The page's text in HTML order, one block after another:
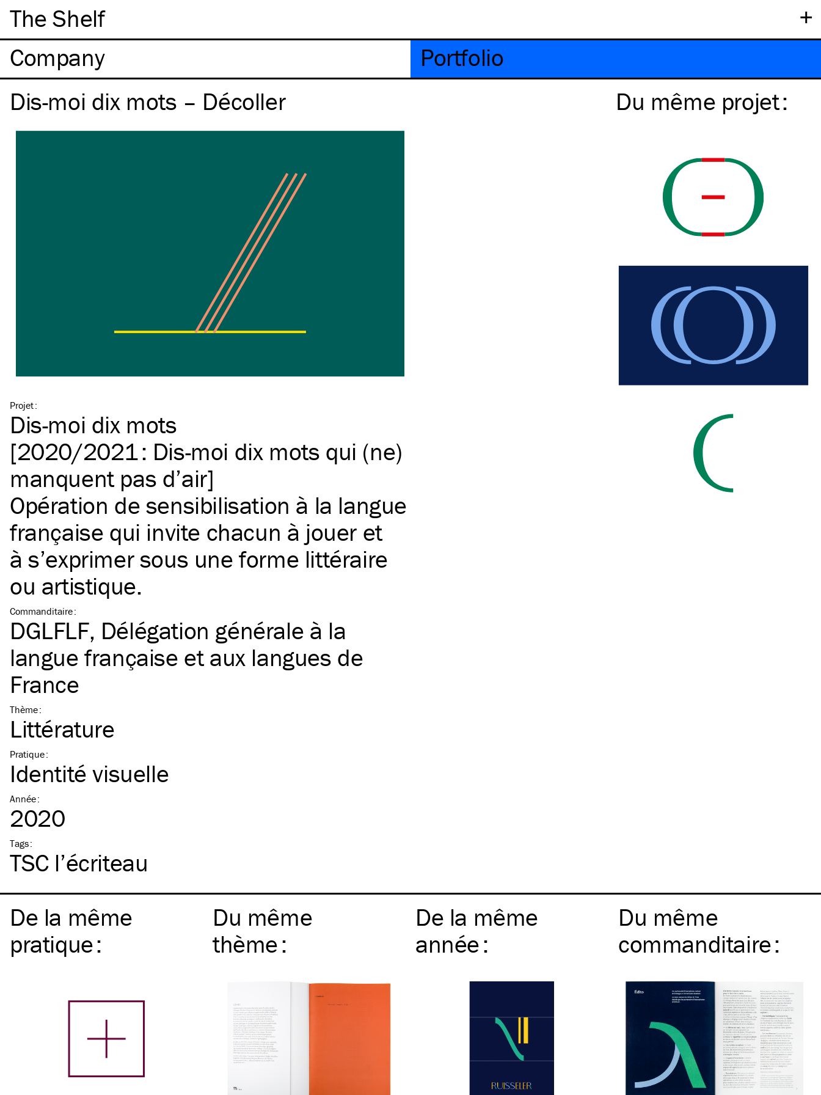
+
The Shelf
Company
Portfolio
Dis-moi dix mots – Décoller
Projet:
Dis-moi dix mots
[2020/2021 : Dis-moi dix mots qui (ne)
manquent pas d’air]
Opération de sensibilisation à la langue
française qui invite chacun à jouer et
à s’exprimer sous une forme littéraire
ou artistique.
Commanditaire:
DGLFLF, Délégation générale à la
langue française et aux langues de
France
Thème:
Littérature
Pratique:
Identité visuelle
Année:
2020
Tags:
TSCl’écriteau
Du même projet:
De la même
pratique:
Du même
thème:
De la même
année:
Du même
commanditaire: